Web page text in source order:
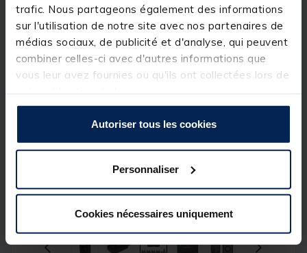
trafic. Nous partageons également des informations
sur l'utilisation de notre site avec nos partenaires de
médias sociaux, de publicité et d'analyse, qui peuvent
combiner celles-ci avec d'autres informations que
vous leur avez fournies ou qu'ils ont collectées lors de
Autoriser tous les cookies
Personnaliser
Cookies nécessaires uniquement